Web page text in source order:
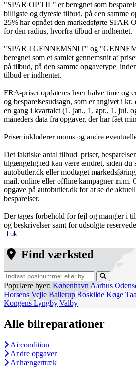
"SPAR OP TIL" er beregnet som
billigste og dyreste tilbud, på den samme
25% har opnået den markedsførte SPAR
for den radius, hvorfra tilbud er indhentet.
"SPAR I GENNEMSNIT" og
beregnet som et samlet gennemsnit af
på tilbud, på den samme opgavetype,
tilbud er indhentet.
FRA-priser opdateres hver halve time og
og besparelsesudsagn, som er angivet i kr.
en gang i kvartalet (1. jan., 1. apr., 1. jul.
måneders data fra opgaver, der har fået
Priser inkluderer moms og andre
Det faktiske antal tilbud, priser,
tilgængelighed kan være ændret, siden du
autobutler.dk eller modtaget
mail, online eller offline kampagner m.m.
opgave på autobutler.dk for at se de
besparelser.
Der tages forbehold for fejl og mangler i
og beskrivelser samt for udsolgte
Luk
Find værksted
Populære byer: København Aarhus
Horsens Vejle Ballerup Roskilde Køge
Kongens Lyngby Valby
Alle bilreparationer
Aircondition
Andre opgaver
Anhængertræk